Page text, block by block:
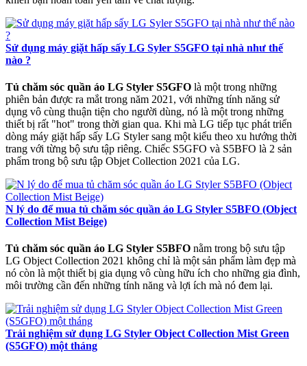
Sử dụng máy giặt hấp sấy LG Syler S5GFO tại nhà như thế
nào ?
Tủ chăm sóc quần áo LG Styler S5GFO là một trong những
phiên bản được ra mắt trong năm 2021, với những tính năng sử
dụng vô cùng thuận tiện cho người dùng, nó là một trong những
thiết bị rất "hot" trong thời gian qua. Khi mà LG tiếp tục phát triển
dòng máy giặt hấp sấy LG Styler sang một kiểu theo xu hướng thời
trang với từng bộ sưu tập riêng. Chiếc S5GFO và S5BFO là 2 sản
phẩm trong bộ sưu tập Objet Collection 2021 của LG.
N lý do để mua tủ chăm sóc quần áo LG Styler S5BFO (Object
Collection Mist Beige)
Tủ chăm sóc quần áo LG Styler S5BFO nằm trong bộ sưu tập
LG Object Collection 2021 không chỉ là một sản phẩm làm đẹp mà
nó còn là một thiết bị gia dụng vô cùng hữu ích cho những gia đình,
môi trường cần đến những tính năng và lợi ích mà nó đem lại.
Trải nghiệm sử dụng LG Styler Object Collection Mist Green
(S5GFO) một tháng